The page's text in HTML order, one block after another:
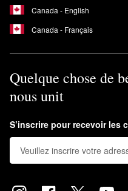
Canada - English
Canada - Français
Quelque chose de
nous unit
S’inscrire pour recevoir les